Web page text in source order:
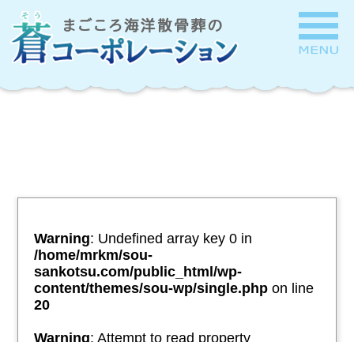
Warning: Undefined array key 0 in
/home/mrkm/sou-
sankotsu.com/public_html/wp-
content/themes/sou-wp/single.php on line
20
Warning: Attempt to read property